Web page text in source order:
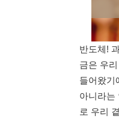
반도체!
금은 우
들어왔기
아니라는
로 우리